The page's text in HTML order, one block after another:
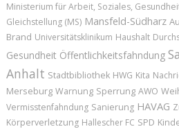
Ministerium für Arbeit, Soziales,
Gleichstellung (MS) Mansfeld-Südharz
Brand Universitätsklinikum Haushalt
Gesundheit Öffentlichkeitsfahndung
Anhalt Stadtbibliothek HWG Kita
Merseburg Warnung Sperrung AWO
Vermisstenfahndung Sanierung HAVAG
Körperverletzung Hallescher FC SPD